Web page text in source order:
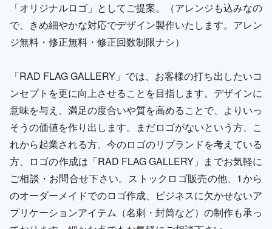
「オリジナルロゴ」としてご提案。（アレンジも込みなの
で、きめ細やかな対応でデザイン製作いたします。アレン
ジ無料・修正無料・修正回数制限ナシ）
「RAD FLAG GALLERY」では、お客様の打ち出したいコ
ンセプトを更に向上させることを目指します。デザインに
意味を与え、満足の度合いや質を高めることで、よりいっ
そうの価値を作り出します。まだロゴがないという方、こ
れから起業される方、今のロゴのリブランドを考えている
方、ロゴの作成は「RAD FLAG GALLERY」までお気軽に
ご相談・お問合せ下さい。ストックロゴ販売の他、1から
のオーダーメイドでのロゴ作成、ビジネスに欠かせないア
プリケーションアイテム（名刺・封筒など）の制作も承っ